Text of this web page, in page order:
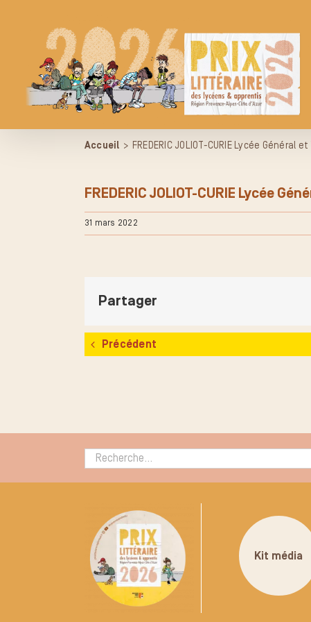
Accueil > FREDERIC JOLIOT-CURIE Lycée Général
FREDERIC JOLIOT-CURIE Lycée
31 mars 2022
Partager
Précédent
Rechercher :
Kit média